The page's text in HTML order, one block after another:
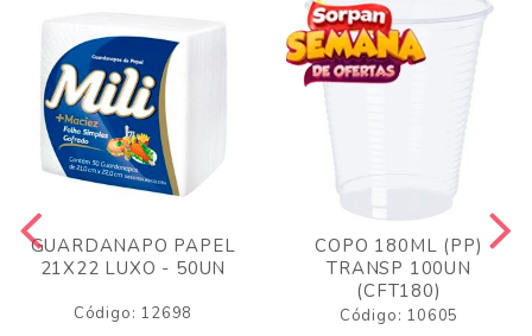
GUARDANAPO PAPEL
21X22 LUXO - 50UN
Código: 12698
COPO 180ML (PP)
TRANSP 100UN
(CFT180)
Código: 10605